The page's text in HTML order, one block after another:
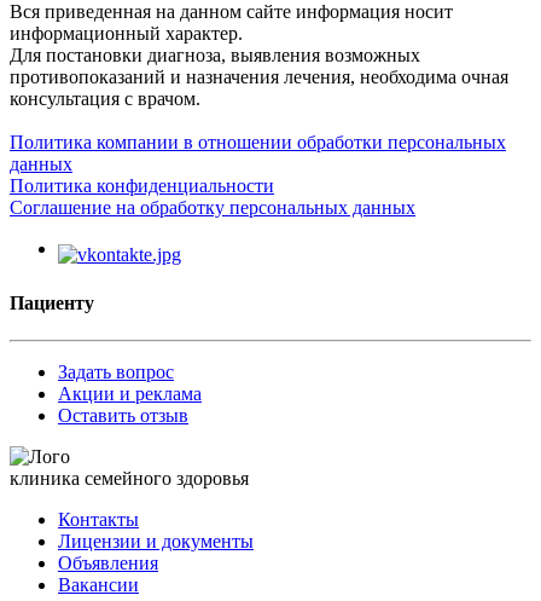
Вся приведенная на данном сайте информация носит
информационный характер.
Для постановки диагноза, выявления возможных
противопоказаний и назначения лечения, необходима очная
консультация с врачом.
Политика компании в отношении обработки персональных
данных
Политика конфиденциальности
Соглашение на обработку персональных данных
Пациенту
Задать вопрос
Акции и реклама
Оставить отзыв
клиника семейного здоровья
Контакты
Лицензии и документы
Объявления
Вакансии